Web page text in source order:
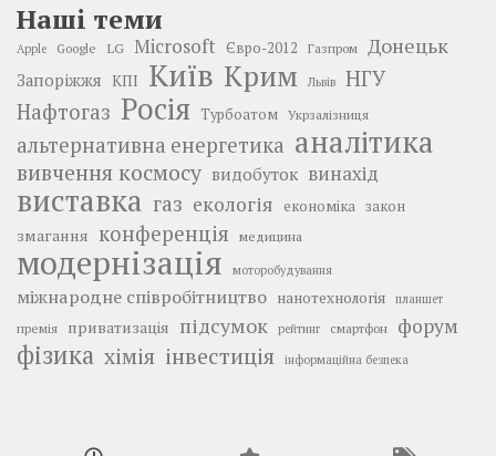
Наші теми
Apple Google LG Microsoft Євро-2012 Газпром Донецьк
Запоріжжя КПІ Київ Крим Львів
НГУ
Нафтогаз Росія Турбоатом Укрзалізниця
альтернативна енергетика аналітика
вивчення космосу видобуток винахід
виставка газ екологія економіка закон
змагання конференція медицина
модернізація моторобудування
міжнародне співробітництво нанотехнологія планшет
премія приватизація підсумок рейтинг смартфон форум
фізика хімія інвестиція інформаційна безпека